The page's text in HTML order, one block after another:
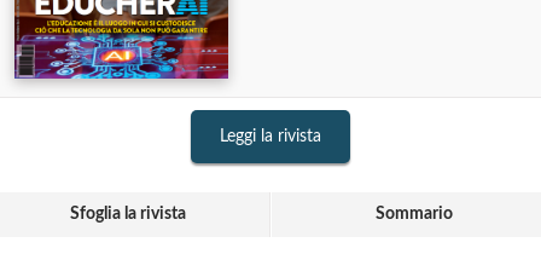
Leggi la rivista
Sfoglia la rivista Sommario